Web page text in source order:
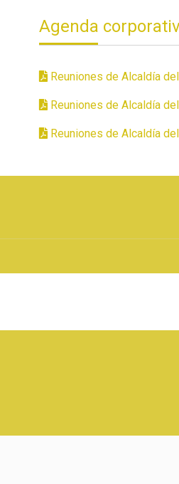
Agenda
Reuniones de Alcaldía
Reuniones de Alcaldía
Reuniones de Alcaldía